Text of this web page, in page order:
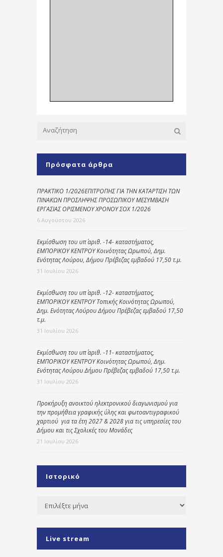
Πρόσφατα άρθρα
ΠΡΑΚΤΙΚΟ 1/2026ΕΠΙΤΡΟΠΗΣ ΓΙΑ ΤΗΝ ΚΑΤΑΡΤΙΣΗ ΤΩΝ
ΠΙΝΑΚΩΝ ΠΡΟΣΛΗΨΗΣ ΠΡΟΣΩΠΙΚΟΥ ΜΕΣΥΜΒΑΣΗ
ΕΡΓΑΣΙΑΣ ΟΡΙΣΜΕΝΟΥ ΧΡΟΝΟΥ ΣΟΧ 1/2026
6 Αυγούστου 2026
Εκμίσθωση του υπ΄ αριθ. -14- καταστήματος,
ΕΜΠΟΡΙΚΟΥ ΚΕΝΤΡΟΥ Κοινότητας Ωρωπού, Δημ.
Ενότητας Λούρου, Δήμου Πρέβεζας εμβαδού 17,50 τ.μ.
31 Ιουλίου 2026
Εκμίσθωση του υπ΄ αριθ. -12- καταστήματος,
ΕΜΠΟΡΙΚΟΥ ΚΕΝΤΡΟΥ Τοπικής Κοινότητας Ωρωπού,
Δημ. Ενότητας Λούρου Δήμου Πρέβεζας εμβαδού 17,50
τ.μ.
31 Ιουλίου 2026
Εκμίσθωση του υπ΄ αριθ. -11- καταστήματος,
ΕΜΠΟΡΙΚΟΥ ΚΕΝΤΡΟΥ Κοινότητας Ωρωπού, Δημ.
Ενότητας Λούρου Δήμου Πρέβεζας εμβαδού 17,50 τ.μ.
31 Ιουλίου 2026
Προκήρυξη ανοικτού ηλεκτρονικού διαγωνισμού για
την προμήθεια γραφικής ύλης και φωτοαντιγραφικού
χαρτιού για τα έτη 2027 & 2028 για τις υπηρεσίες του
Δήμου και τις Σχολικές του Μονάδες
21 Ιουλίου 2026
Ιστορικό
Ιστορικό
Live stream